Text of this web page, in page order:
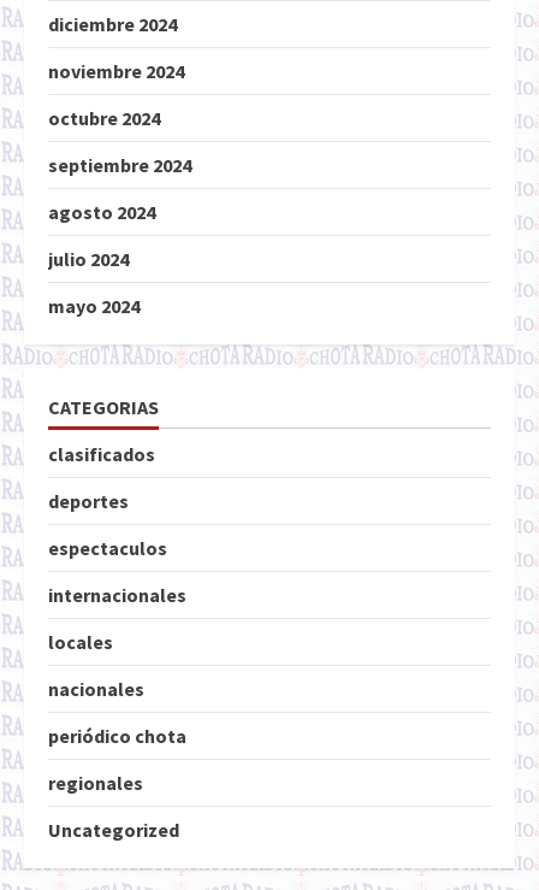
diciembre 2024
noviembre 2024
octubre 2024
septiembre 2024
agosto 2024
julio 2024
mayo 2024
CATEGORIAS
clasificados
deportes
espectaculos
internacionales
locales
nacionales
periódico chota
regionales
Uncategorized